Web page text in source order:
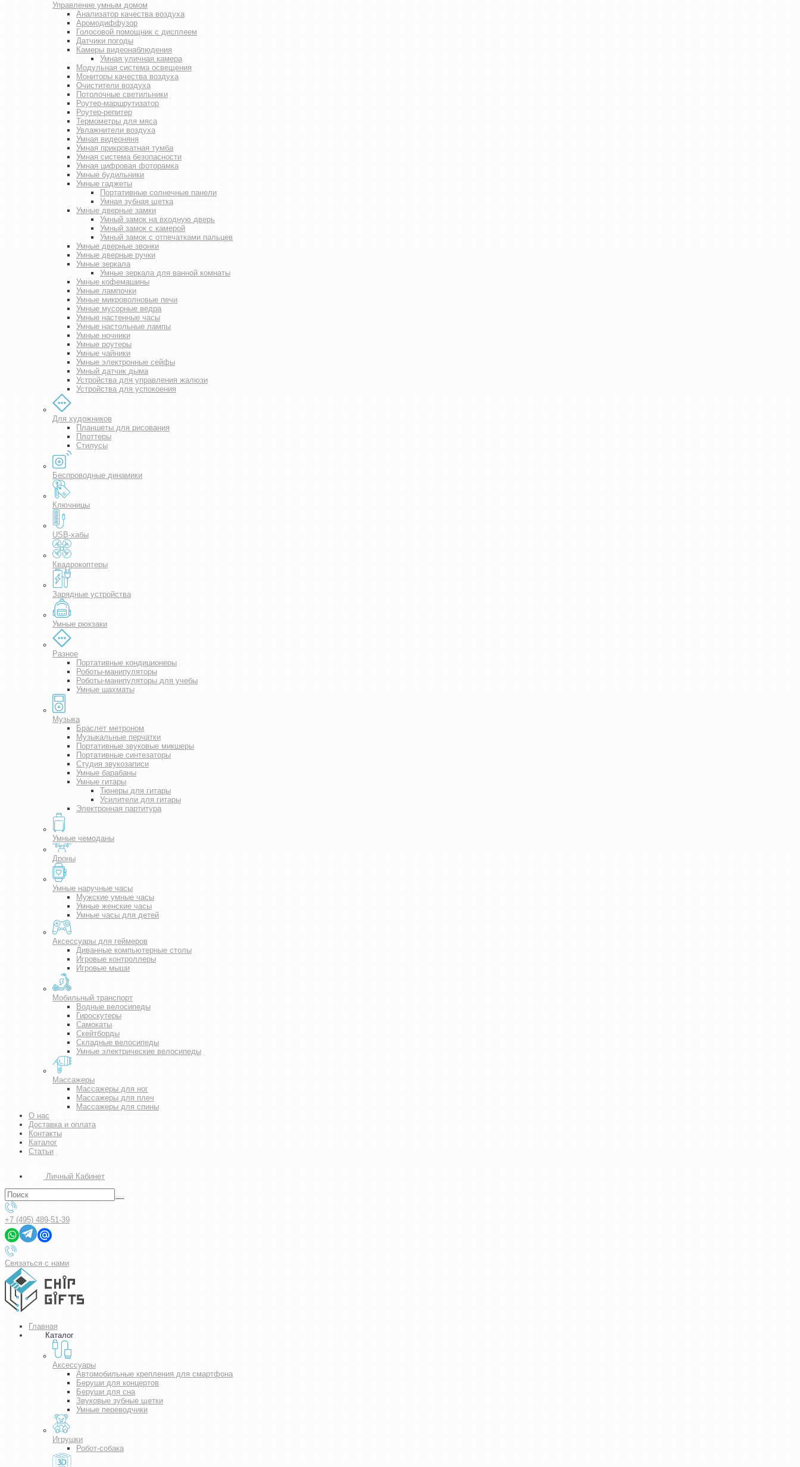
Управление умным домом
Анализатор качества воздуха
Аромодиффузор
Голосовой помощник с дисплеем
Датчики погоды
Камеры видеонаблюдения
Умная уличная камера
Модульная система освещения
Мониторы качества воздуха
Очистители воздуха
Потолочные светильники
Роутер-маршрутизатор
Роутер-репитер
Термометры для мяса
Увлажнители воздуха
Умная видеоняня
Умная прикроватная тумба
Умная система безопасности
Умная цифровая фоторамка
Умные будильники
Умные гаджеты
Портативные солнечные панели
Умная зубная щетка
Умные дверные замки
Умный замок на входную дверь
Умный замок с камерой
Умный замок с отпечатками пальцев
Умные дверные звонки
Умные дверные ручки
Умные зеркала
Умные зеркала для ванной комнаты
Умные кофемашины
Умные лампочки
Умные микроволновые печи
Умные мусорные ведра
Умные настенные часы
Умные настольные лампы
Умные ночники
Умные роутеры
Умные чайники
Умные электронные сейфы
Умный датчик дыма
Устройства для управления жалюзи
Устройства для успокоения
Для художников
Планшеты для рисования
Плоттеры
Стилусы
Беспроводные динамики
Ключницы
USB-хабы
Квадрокоптеры
Зарядные устройства
Умные рюкзаки
Разное
Портативные кондиционеры
Роботы-манипуляторы
Роботы-манипуляторы для учебы
Умные шахматы
Музыка
Браслет метроном
Музыкальные перчатки
Портативные звуковые микшеры
Портативные синтезаторы
Студия звукозаписи
Умные барабаны
Умные гитары
Тюнеры для гитары
Усилители для гитары
Электронная партитура
Умные чемоданы
Дроны
Умные наручные часы
Мужские умные часы
Умные женские часы
Умные часы для детей
Аксессуары для геймеров
Диванные компьютерные столы
Игровые контроллеры
Игровые мыши
Мобильный транспорт
Водные велосипеды
Гироскутеры
Самокаты
Скейтборды
Складные велосипеды
Умные электрические велосипеды
Массажеры
Массажеры для ног
Массажеры для плеч
Массажеры для спины
О нас
Доставка и оплата
Контакты
Каталог
Статьи
Личный Кабинет
+7 (495) 489-51-39
Связаться с нами
Главная
Каталог
Аксессуары
Автомобильные крепления для смартфона
Беруши для концертов
Беруши для сна
Звуковые зубные щетки
Умные переводчики
Игрушки
Робот-собака